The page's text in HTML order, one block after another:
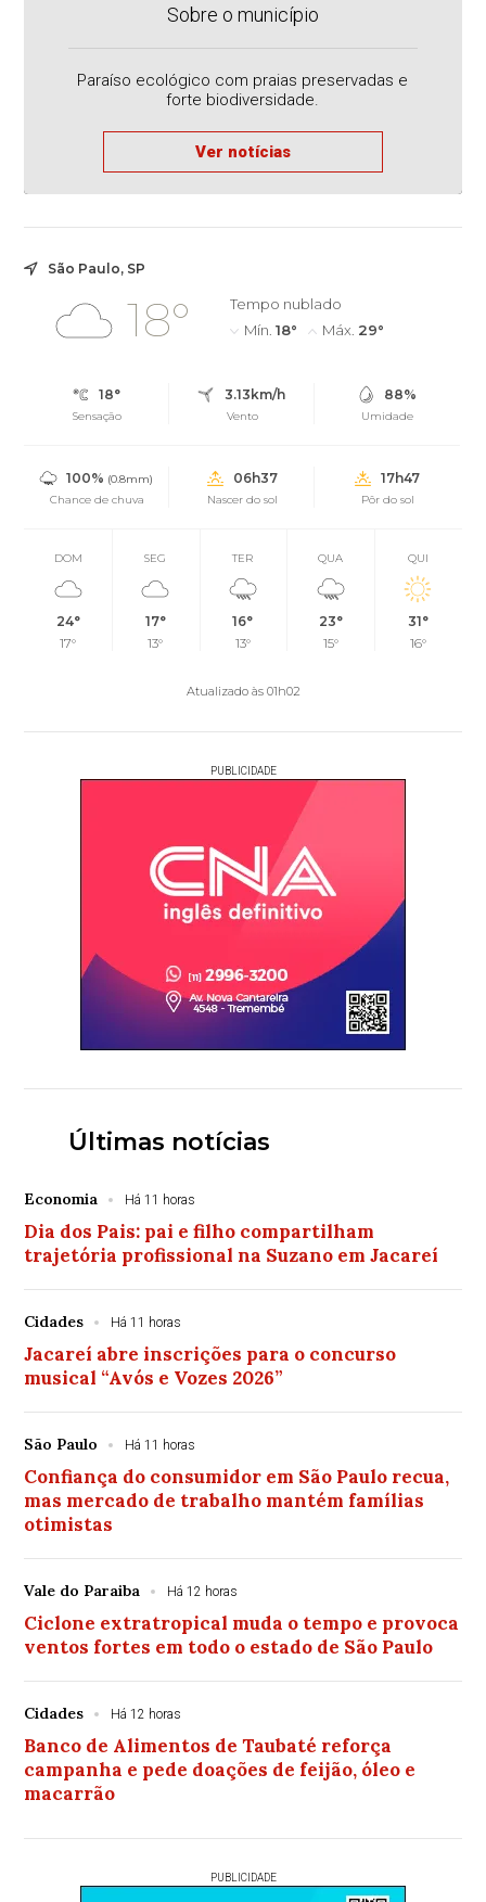
Sobre o município
Paraíso ecológico com praias preservadas e
forte biodiversidade.
Ver notícias
São Paulo, SP
18°
Tempo nublado
Mín. 18° Máx. 29°
18°
Sensação
3.13km/h
Vento
88%
Umidade
100% (0.8mm)
Chance de chuva
06h37
Nascer do sol
17h47
Pôr do sol
DOM
24°
17°
SEG
17°
13°
TER
16°
13°
QUA
23°
15°
QUI
31°
16°
Atualizado às 01h02
PUBLICIDADE
Últimas notícias
Economia Há 11 horas
Dia dos Pais: pai e filho compartilham
trajetória profissional na Suzano em Jacareí
Cidades Há 11 horas
Jacareí abre inscrições para o concurso
musical “Avós e Vozes 2026”
São Paulo Há 11 horas
Confiança do consumidor em São Paulo recua,
mas mercado de trabalho mantém famílias
otimistas
Vale do Paraiba Há 12 horas
Ciclone extratropical muda o tempo e provoca
ventos fortes em todo o estado de São Paulo
Cidades Há 12 horas
Banco de Alimentos de Taubaté reforça
campanha e pede doações de feijão, óleo e
macarrão
PUBLICIDADE